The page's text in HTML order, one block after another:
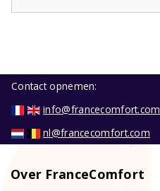
Contact opnemen:
info@francecomfort.com
nl@francecomfort.com
Over FranceComfort